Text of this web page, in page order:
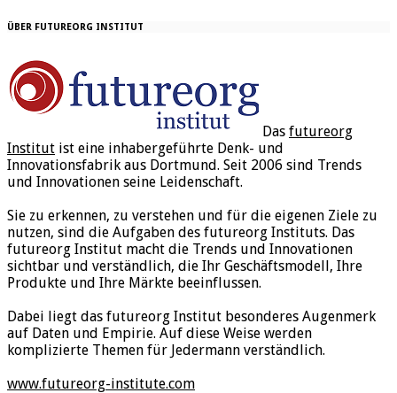
ÜBER FUTUREORG INSTITUT
Das futureorg
Institut ist eine inhabergeführte Denk- und
Innovationsfabrik aus Dortmund. Seit 2006 sind Trends
und Innovationen seine Leidenschaft.
Sie zu erkennen, zu verstehen und für die eigenen Ziele zu
nutzen, sind die Aufgaben des futureorg Instituts. Das
futureorg Institut macht die Trends und Innovationen
sichtbar und verständlich, die Ihr Geschäftsmodell, Ihre
Produkte und Ihre Märkte beeinflussen.
Dabei liegt das futureorg Institut besonderes Augenmerk
auf Daten und Empirie. Auf diese Weise werden
komplizierte Themen für Jedermann verständlich.
www.futureorg-institute.com